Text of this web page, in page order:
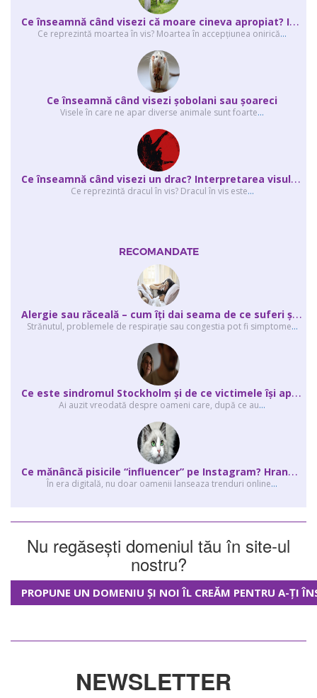
C
e înseamnă când visezi că moare cineva apropiat? Interpretarea visului în ...
Ce reprezintă moartea în vis? Moartea în accepţiunea onirică...
Ce înseamnă când visezi şobolani sau şoareci
Visele în care ne apar diverse animale sunt foarte...
C
e înseamnă când visezi un drac? Interpretarea visului în care apar unul sau...
Ce reprezintă dracul în vis? Dracul în vis este...
RECOMANDATE
A
lergie sau răceală – cum îţi dai seama de ce suferi și de ce conteaz...
Strănutul, problemele de respirație sau congestia pot fi simptome...
C
e este sindromul Stockholm și de ce victimele își apără agresorii.
Ai auzit vreodată despre oameni care, după ce au...
C
e mănâncă pisicile “influencer” pe Instagram? Hrana lor virală
În era digitală, nu doar oamenii lanseaza trenduri online...
Nu regăsești domeniul tău în site-ul
nostru?
PROPUNE UN DOMENIU ȘI NOI ÎL CREĂM PENTRU A-ȚI
NEWSLETTER